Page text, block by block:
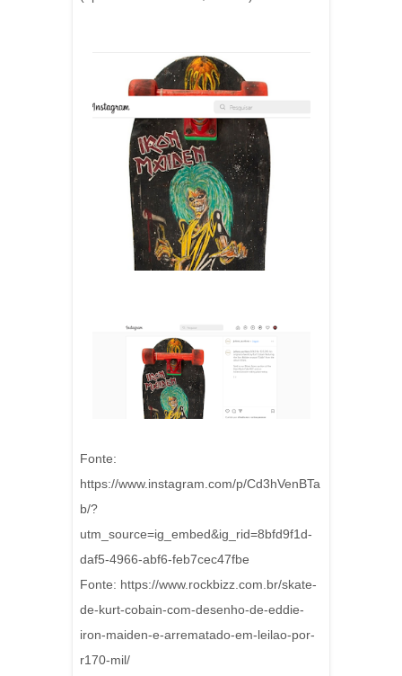
Fonte:
https://www.instagram.com/p/Cd3hVenBTa
b/?
utm_source=ig_embed&ig_rid=8bfd9f1d-
daf5-4966-abf6-feb7cec47fbe
Fonte: https://www.rockbizz.com.br/skate-
de-kurt-cobain-com-desenho-de-eddie-
iron-maiden-e-arrematado-em-leilao-por-
r170-mil/